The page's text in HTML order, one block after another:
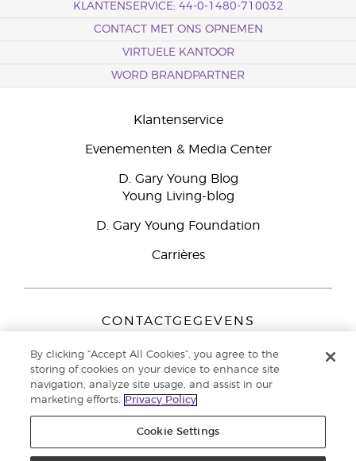
KLANTENSERVICE: 44-0-1480-710032
CONTACT MET ONS OPNEMEN
VIRTUELE KANTOOR
WORD BRANDPARTNER
Klantenservice
Evenementen & Media Center
D. Gary Young Blog
Young Living-blog
D. Gary Young Foundation
Carrières
CONTACTGEGEVENS
Peizerweg 97
9727 AJ Groningen
Nederland
Klantenservice:44-0-1480-710032
By clicking “Accept All Cookies”, you agree to the
storing of cookies on your device to enhance site
navigation, analyze site usage, and assist in our
marketing efforts.
Privacy Policy
Cookie Settings